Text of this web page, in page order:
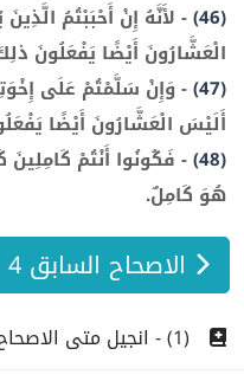
(46)
- لأَنَّهُ إِنْ أَحْبَبْتُمُ
الْعَشَّارُونَ أَيْضًا يَفْعَلُونَ
(47)
- وَإِنْ سَلَّمْتُمْ عَلَى
أَلَيْسَ الْعَشَّارُونَ أَيْضًا
(48)
- فَكُونُوا أَنْتُمْ
هُوَ كَامِلٌ.
الاصحاح السابق 4
(1) - انجيل متى الاصحاح الاول